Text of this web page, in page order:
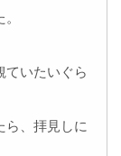
ていたいぐら
、拝見しに